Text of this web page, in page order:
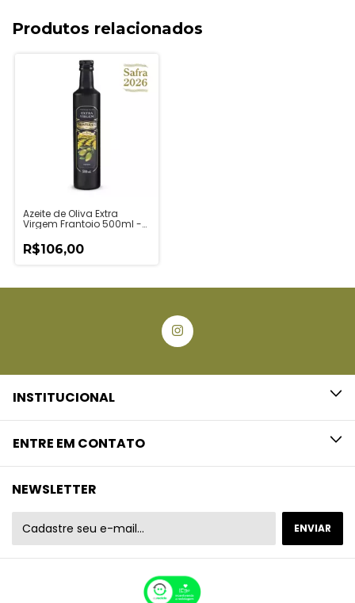
Produtos relacionados
Azeite de Oliva Extra
Virgem Frantoio 500ml -
R$106,00
INSTITUCIONAL
ENTRE EM CONTATO
NEWSLETTER